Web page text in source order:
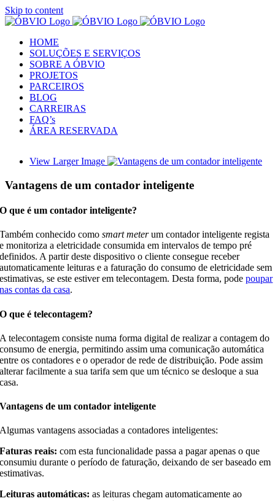
Skip to content
HOME
SOLUÇÕES E SERVIÇOS
SOBRE A ÓBVIO
PROJETOS
PARCEIROS
BLOG
CARREIRAS
FAQ’s
ÁREA RESERVADA
View Larger Image
Vantagens de um contador inteligente
O que é um contador inteligente?
Também conhecido comosmart meterum contador inteligente regista
e monitoriza a eletricidade consumida em intervalos de tempo pré
definidos. A partir deste dispositivo o cliente consegue receber
automaticamente leituras e a faturação do consumo de eletricidade sem
estimativas, se este estiver em telecontagem. Desta forma, podepoupar
nas contas da casa.
O que é telecontagem?
A telecontagem consiste numa forma digital de realizar a contagem do
consumo de energia, permitindo assim uma comunicação automática
entre os contadores e o operador de rede de distribuição. Pode assim
alterar facilmente a sua tarifa sem que um técnico se desloque a sua
casa.
Vantagens de um contador inteligente
Algumas vantagens associadas a contadores inteligentes:
Faturas reais: com esta funcionalidade passa a pagar apenas o que
consumiu durante o período de faturação, deixando de ser baseado em
estimativas.
Leituras automáticas: as leituras chegam automaticamente ao